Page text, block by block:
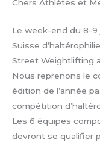
Chers Athlètes et
Le week-end du 8-9
Suisse
Street Weightlifting
Nous reprenons le
édition de l’année
compétition
Les 6 équipes
devront se qualifier